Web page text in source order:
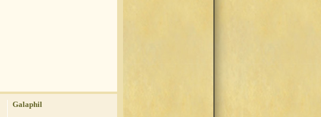
Galaphil